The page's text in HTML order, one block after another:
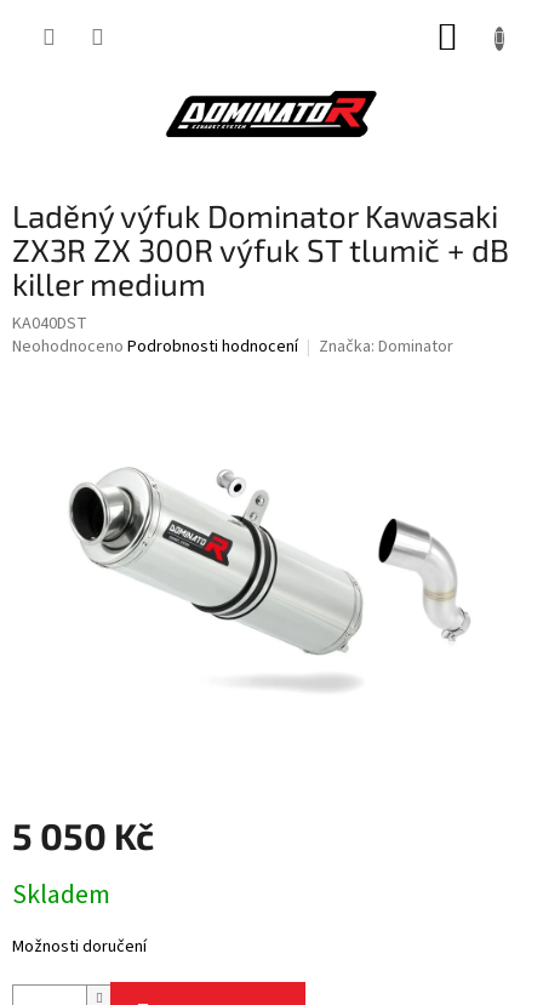
Laděný výfuk Dominator Kawasaki
ZX3R ZX 300R výfuk ST tlumič + dB
killer medium
KA040DST
Průměrné
hvězdiček.
Neohodnoceno Podrobnosti hodnocení Značka: Dominator
5 050 Kč
cena:
Skladem
Možnosti doručení